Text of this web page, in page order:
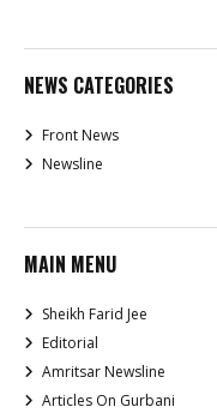
NEWS CATEGORIES
Front News
Newsline
MAIN MENU
Sheikh Farid Jee
Editorial
Amritsar Newsline
Articles On Gurbani